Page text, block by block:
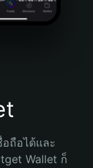
ถือได้และ
Wallet ก็